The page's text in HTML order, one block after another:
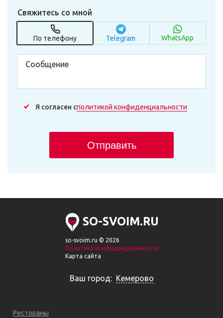
Свяжитесь со мной
По телефону Telegram WhatsApp
Я согласен сполитикой конфиденциальности
Отправить
SO-SVOIM.RU
so-svoim.ru © 2026
Политика конфиденциальности
Карта сайта
Ваш город: Кемерово
Рестораны